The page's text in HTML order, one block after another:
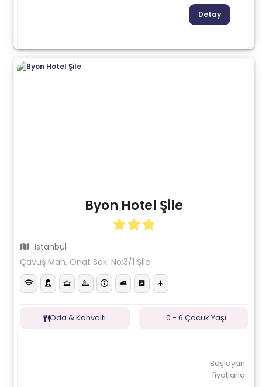
Detay
Byon Hotel Şile
İstanbul
Çavuş Mah. Onat Sok. No:3/1 Şile
Oda & Kahvaltı 0 - 6 Çocuk Yaşı
Başlayan
fiyatlarla